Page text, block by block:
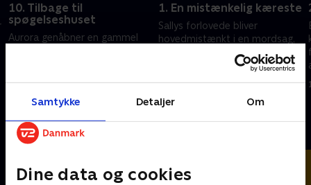
Samtykke Detaljer Om
Dine data og cookies
10. Tilbage til
spøgelseshuset
Aurora genåbner en gammel
1. En mistænkelig kæreste
Sallys forlovede bliver
hovedmistænkt i en mordsag,
og Aurora må afsløre
sandheden, før Sally risikerer at
15. november 2025 • 81 min
Andre så også